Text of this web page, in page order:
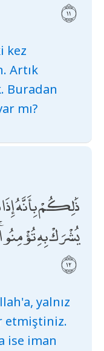
kez
Artık
Buradan
mı?
ذَٰلِكُمْ بِأَنَّهُ
يُشْرَكْ بِهِ
yalnız
etmiştiniz.
ise iman